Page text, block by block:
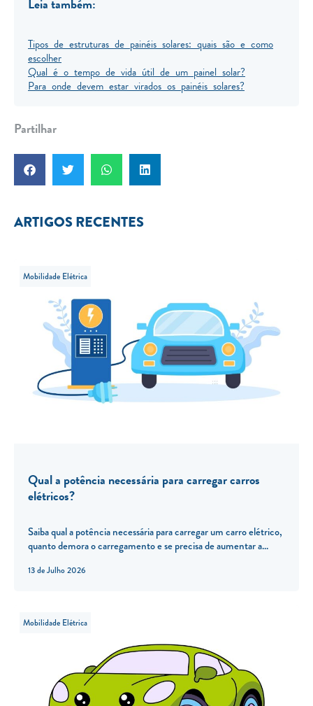
Tipos de estruturas de painéis solares: quais são e como
escolher
Qual é o tempo de vida útil de um painel solar?
Para onde devem estar virados os painéis solares?
Partilhar
ARTIGOS RECENTES
13 de Julho 2026
Mobilidade Elétrica
Qual a potência necessária para carregar carros
elétricos?
Saiba qual a potência necessária para carregar um carro elétrico,
quanto demora o carregamento e se precisa de aumentar a...
Mobilidade Elétrica